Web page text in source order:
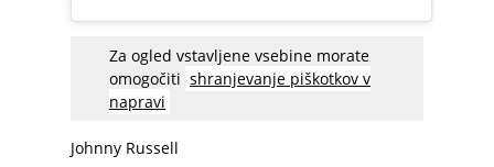
Za ogled vstavljene vsebine morate
omogočiti shranjevanje piškotkov v
napravi
Johnny Russell